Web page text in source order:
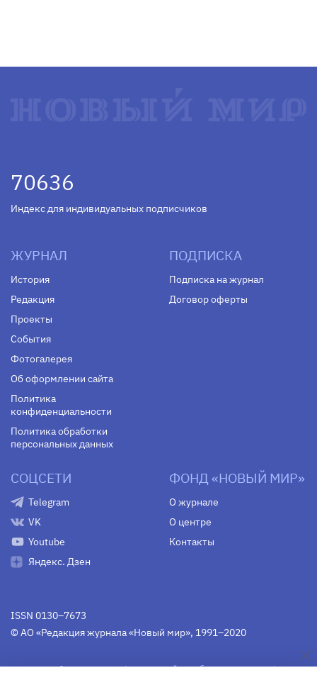
70636
Индекс для индивидуальных подписчиков
ЖУРНАЛ
История
Редакция
Проекты
События
Фотогалерея
Об оформлении сайта
Политика
конфиденциальности
Политика обработки
персональных данных
ПОДПИСКА
Подписка на журнал
Договор оферты
СОЦСЕТИ
Telegram
VK
Youtube
Яндекс. Дзен
ФОНД «НОВЫЙ МИР»
О журнале
О центре
Контакты
ISSN 0130–7673
© АО «Редакция журнала «Новый мир», 1991–2020
Свидетельство Федеральной службы по надзору в сфере